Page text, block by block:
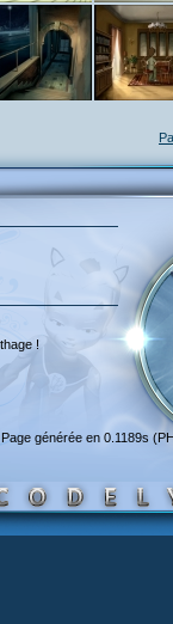
!
Page générée en 0.1189s